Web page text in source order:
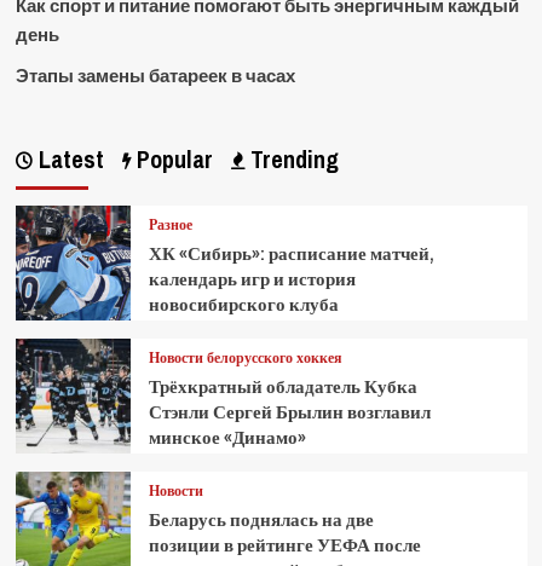
Как спорт и питание помогают быть энергичным каждый
день
Этапы замены батареек в часах
Latest Popular Trending
Разное
ХК «Сибирь»: расписание матчей,
календарь игр и история
новосибирского клуба
Новости белорусского хоккея
Трёхкратный обладатель Кубка
Стэнли Сергей Брылин возглавил
минское «Динамо»
Новости
Беларусь поднялась на две
позиции в рейтинге УЕФА после